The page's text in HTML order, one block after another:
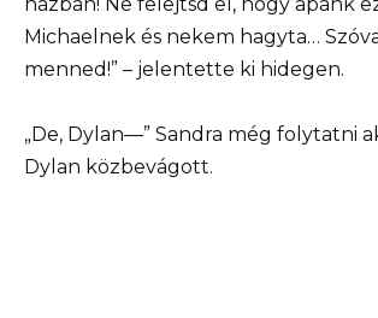
Michaelnek és nekem hagyta…
menned!” – jelentette ki hidegen.
„De, Dylan—” Sandra még folytatni
Dylan közbevágott.